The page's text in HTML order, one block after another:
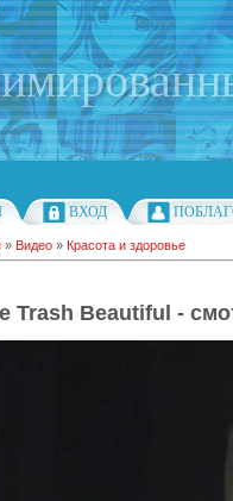
ВХОД
» Видео » Красота и здоровье
Trash Beautiful -